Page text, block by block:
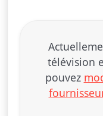
télévision
pouvez